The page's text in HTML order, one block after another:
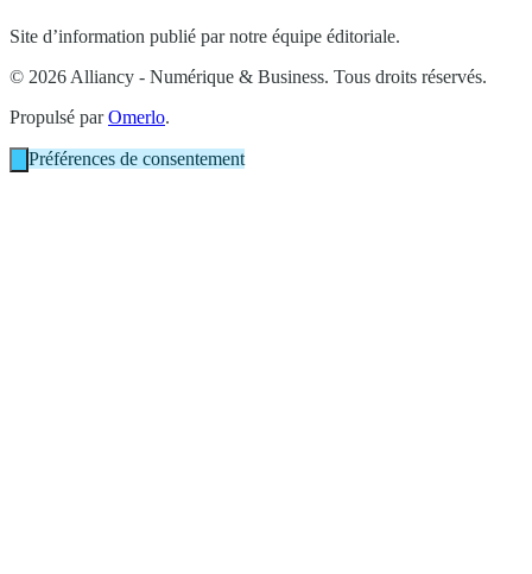
Site d’information publié par notre équipe éditoriale.
© 2026 Alliancy - Numérique & Business. Tous droits réservés.
Propulsé parOmerlo.
Préférences de consentement